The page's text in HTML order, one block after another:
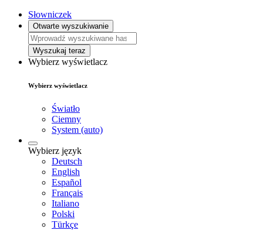
Słowniczek
Otwarte wyszukiwanie
Wyszukaj teraz
Wybierz wyświetlacz
Wybierz wyświetlacz
Światło
Ciemny
System (auto)
Wybierz język
Deutsch
English
Español
Français
Italiano
Polski
Türkçe